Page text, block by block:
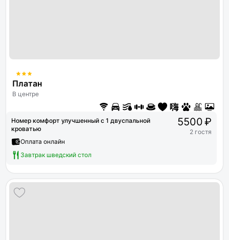
Платан
В центре
Номер комфорт улучшенный с 1 двуспальной
кроватью
Оплата онлайн
Завтрак шведский стол
5500 ₽
2 гостя